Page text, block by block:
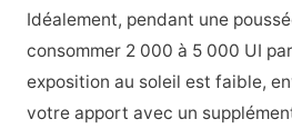
Idéalement, pendant une
consommer 2 000 à 5 000 UI
exposition au soleil est faible,
votre apport avec un